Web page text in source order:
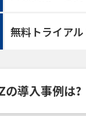
無料トライア
導入事例は?